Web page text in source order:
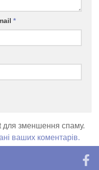
*
для зменшення спаму.
ваших коментарів.